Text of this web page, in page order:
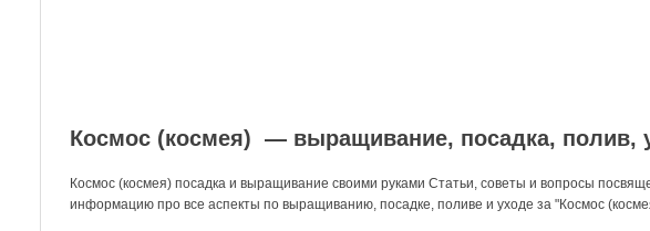
Космос (космея) — выращивание, посадка, полив,
Космос (космея) посадка и выращивание своими руками Статьи, советы и вопросы
информацию про все аспекты по выращиванию, посадке, поливе и уходе за "Космос